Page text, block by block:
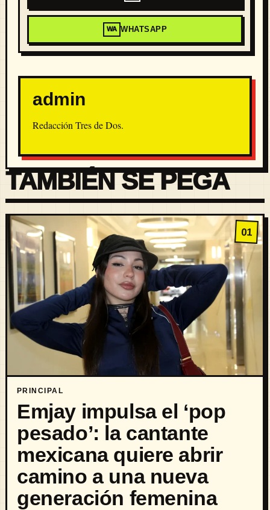
WA WHATSAPP
admin
Redacción Tres de Dos.
TAMBIÉN SE PEGA
01
PRINCIPAL
Emjay impulsa el ‘pop
pesado’: la cantante
mexicana quiere abrir
camino a una nueva
generación femenina